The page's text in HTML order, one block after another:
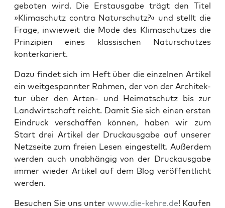
gebo­ten wird. Die Erst­aus­ga­be trägt den Titel
»Kli­ma­schutz con­tra Natur­schutz?« und stellt die
Fra­ge, inwie­weit die Mode des Kli­ma­schut­zes die
Prin­zi­pi­en eines klas­si­schen Natur­schut­zes
konterkariert.
Dazu fin­det sich im Heft über die ein­zel­nen Arti­kel
ein weit­ge­spann­ter Rah­men, der von der Archi­tek­
tur über den Arten- und Hei­mat­schutz bis zur
Land­wirt­schaft reicht. Damit Sie sich einen ers­ten
Ein­druck ver­schaf­fen kön­nen, haben wir zum
Start drei Arti­kel der Druck­aus­ga­be auf unse­rer
Netz­sei­te zum frei­en Lesen ein­ge­stellt. Außer­dem
wer­den auch unab­hän­gig von der Druck­aus­ga­be
immer wie­der Arti­kel auf dem Blog ver­öf­fent­licht
werden.
Besu­chen Sie uns unter www.die-kehre.de! Kau­fen